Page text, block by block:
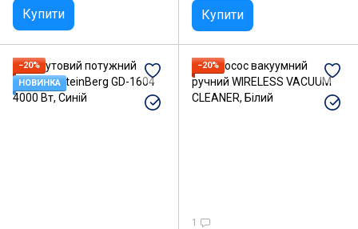
Купити Купити
−20%
НОВИНКА
−20%
1